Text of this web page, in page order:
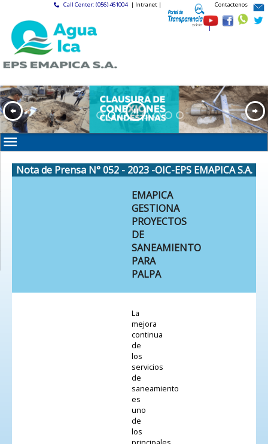
Call Center: (056) 461004 | Intranet |
|
Contactenos
Nota de Prensa N° 052 - 2023 -OIC-EPS EMAPICA S.A.
EMAPICA
GESTIONA
PROYECTOS
DE
SANEAMIENTO
PARA
PALPA
La
mejora
continua
de
los
servicios
de
saneamiento
es
uno
de
los